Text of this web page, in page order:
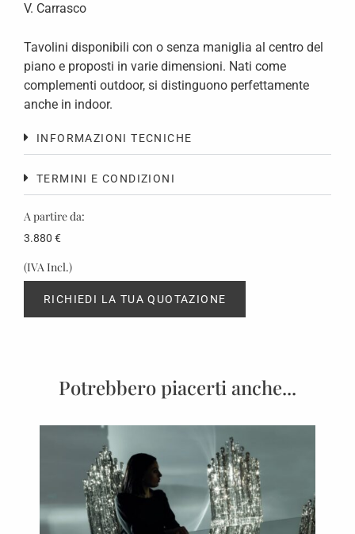
V. Carrasco
Tavolini disponibili con o senza maniglia al centro del
piano e proposti in varie dimensioni. Nati come
complementi outdoor, si distinguono perfettamente
anche in indoor.
INFORMAZIONI TECNICHE
TERMINI E CONDIZIONI
A partire da:
3.880 €
(IVA Incl.)
RICHIEDI LA TUA QUOTAZIONE
Potrebbero piacerti anche...